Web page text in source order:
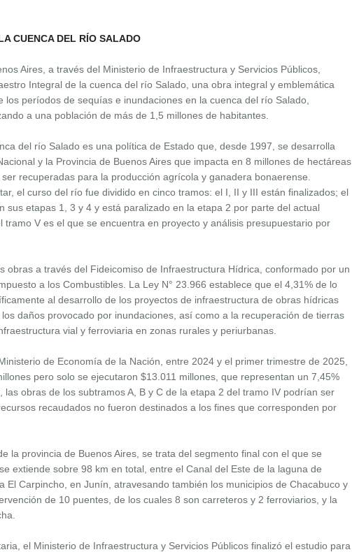
CUENCA DEL RÍO SALADO
Aires, a través del Ministerio de Infraestructura y Servicios Públicos,
Integral de la cuenca del río Salado, una obra integral y emblemática
los períodos de sequías e inundaciones en la cuenca del río Salado,
a una población de más de 1,5 millones de habitantes.
del río Salado es una política de Estado que, desde 1997, se desarrolla
y la Provincia de Buenos Aires que impacta en 8 millones de hectáreas
recuperadas para la producción agrícola y ganadera bonaerense.
el curso del río fue dividido en cinco tramos: el I, II y III están finalizados; el
sus etapas 1, 3 y 4 y está paralizado en la etapa 2 por parte del actual
tramo V es el que se encuentra en proyecto y análisis presupuestario por
obras a través del Fideicomiso de Infraestructura Hídrica, conformado por un
a los Combustibles. La Ley N° 23.966 establece que el 4,31% de lo
al desarrollo de los proyectos de infraestructura de obras hídricas
daños provocado por inundaciones, así como a la recuperación de tierras
vial y ferroviaria en zonas rurales y periurbanas.
de Economía de la Nación, entre 2024 y el primer trimestre de 2025,
pero solo se ejecutaron $13.011 millones, que representan un 7,45%
las obras de los subtramos A, B y C de la etapa 2 del tramo IV podrían ser
recaudados no fueron destinados a los fines que corresponden por
la provincia de Buenos Aires, se trata del segmento final con el que se
extiende sobre 98 km en total, entre el Canal del Este de la laguna de
El Carpincho, en Junín, atravesando también los municipios de Chacabuco y
de 10 puentes, de los cuales 8 son carreteros y 2 ferroviarios, y la
el Ministerio de Infraestructura y Servicios Públicos finalizó el estudio para